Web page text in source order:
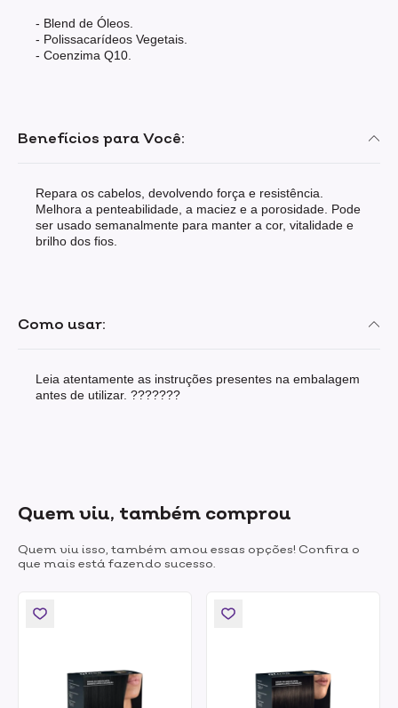
Benefícios para Você:
Repara os cabelos, devolvendo força e resistência.
Melhora a penteabilidade, a maciez e a porosidade. Pode
ser usado semanalmente para manter a cor, vitalidade e
brilho dos fios.
- Blend de Óleos.
- Polissacarídeos Vegetais.
- Coenzima Q10.
Como usar:
Leia atentamente as instruções presentes na embalagem
antes de utilizar. ???????
Quem viu, também comprou
Quem viu isso, também amou essas opções! Confira o
que mais está fazendo sucesso.